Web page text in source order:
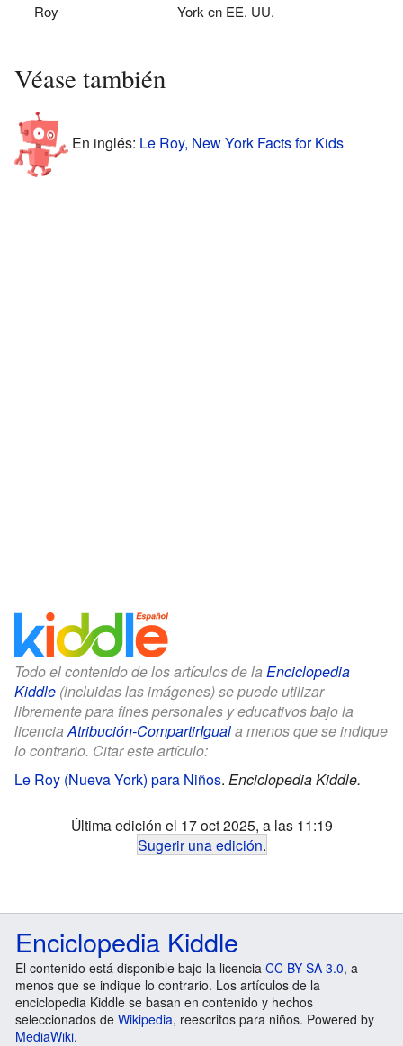
Roy
York en EE. UU.
Véase también
En inglés: Le Roy, New York Facts for Kids
Todo el contenido de los artículos de la Enciclopedia
Kiddle (incluidas las imágenes) se puede utilizar
libremente para fines personales y educativos bajo la
licenciaAtribución-CompartirIguala menos que se indique
lo contrario. Citar este artículo:
Le Roy (Nueva York) para Niños. Enciclopedia Kiddle.
Última edición el 17 oct 2025, a las 11:19
Sugerir una edición.
Enciclopedia Kiddle
El contenido está disponible bajo la licencia CC BY-SA 3.0, a
menos que se indique lo contrario. Los artículos de la
enciclopedia Kiddle se basan en contenido y hechos
seleccionados de Wikipedia, reescritos para niños. Powered by
MediaWiki.